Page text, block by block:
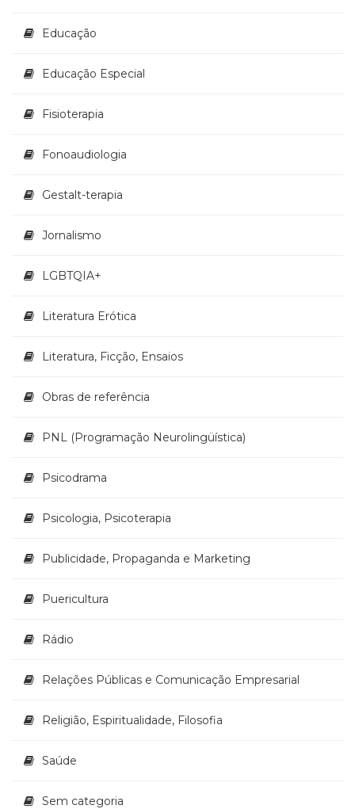
(22)
(30)
Ocupacional
Treinamento
(65)
(1)
Prática
Educação
Educação Especial
Fisioterapia
Fonoaudiologia
Gestalt-terapia
Jornalismo
LGBTQIA+
Literatura Erótica
Literatura, Ficção, Ensaios
Obras de referência
PNL (Programação Neurolingüística)
Psicodrama
Psicologia, Psicoterapia
Publicidade, Propaganda e Marketing
Puericultura
Rádio
Relações Públicas e Comunicação Empresarial
Religião, Espiritualidade, Filosofia
Saúde
Sem categoria